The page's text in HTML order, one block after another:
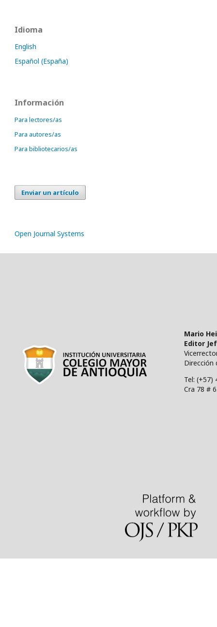
Idioma
English
Español (España)
Información
Para lectores/as
Para autores/as
Para bibliotecarios/as
Enviar un artículo
Open Journal Systems
Mario
Editor
Dirección
Tel: (+57)
Cra 78 #